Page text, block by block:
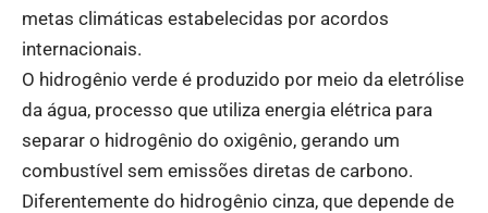
metas climáticas estabelecidas por acordos
internacionais.
O hidrogênio verde é produzido por meio da eletrólise
da água, processo que utiliza energia elétrica para
separar o hidrogênio do oxigênio, gerando um
combustível sem emissões diretas de carbono.
Diferentemente do hidrogênio cinza, que depende de